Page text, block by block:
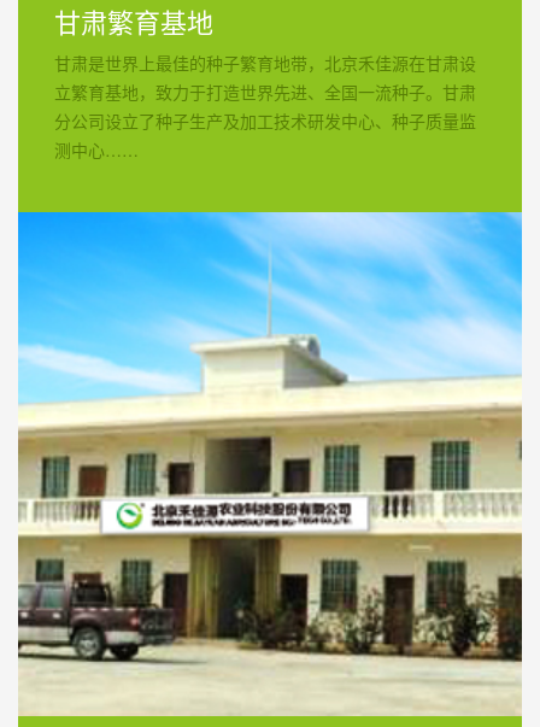
甘肃繁育基地
甘肃是世界上最佳的种子繁育地带，北京禾佳源在甘肃设
立繁育基地，致力于打造世界先进、全国一流种子。甘肃
分公司设立了种子生产及加工技术研发中心、种子质量监
测中心……